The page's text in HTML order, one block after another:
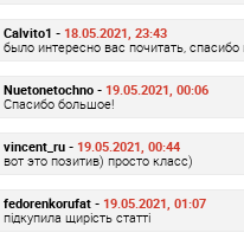
Calvito1 - 18.05.2021, 23:43
было интересно вас почитать, спасибо
Nuetonetochno - 19.05.2021, 00:06
Спасибо большое!
vincent_ru - 19.05.2021, 00:44
вот это позитив) просто класс)
fedorenkorufat - 19.05.2021, 01:07
підкупила щирість статті